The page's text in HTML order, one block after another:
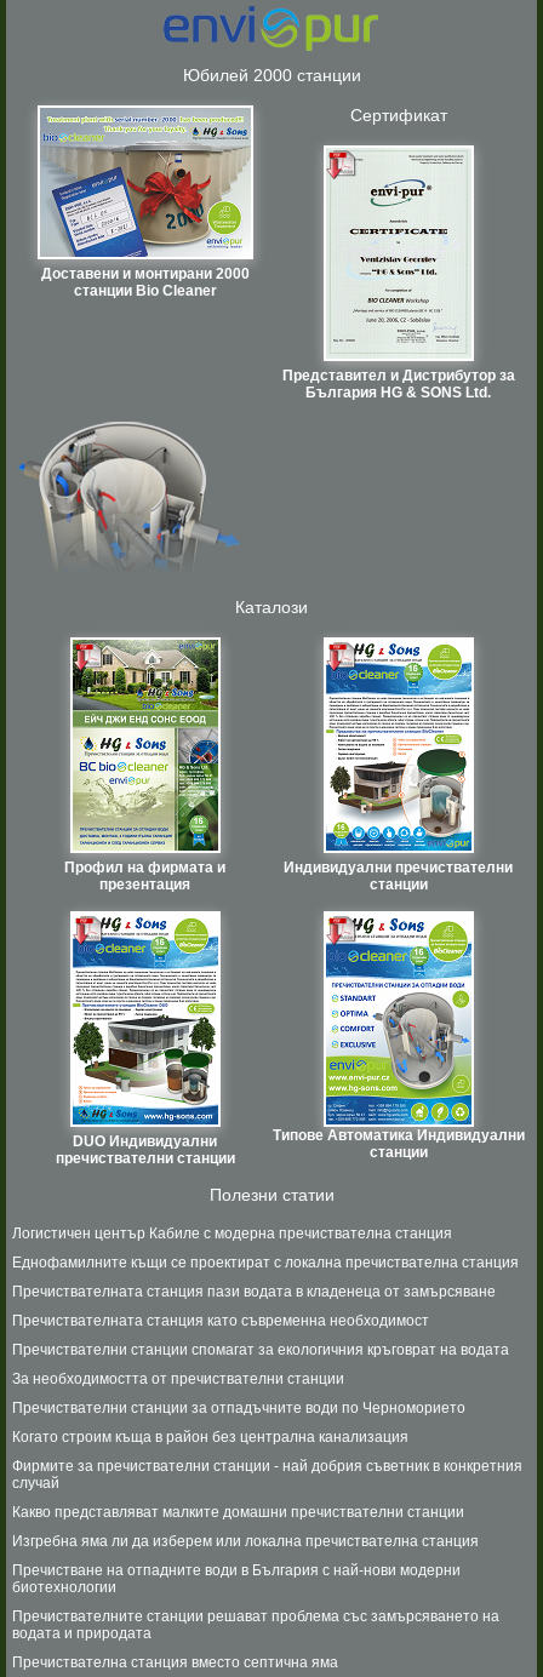
Юбилей 2000 станции
Доставени и монтирани 2000
станции Bio Cleaner
Сертификат
Представител и Дистрибутор за
България HG & SONS Ltd.
Каталози
Профил на фирмата и
презентация
Индивидуални пречиствателни
станции
DUO Индивидуални
пречиствателни станции
Типове Автоматика Индивидуални
станции
Полезни статии
Логистичен център Кабиле с модерна пречиствателна станция
Еднофамилните къщи се проектират с локална пречиствателна станция
Пречиствателната станция пази водата в кладенеца от замърсяване
Пречиствателната станция като съвременна необходимост
Пречиствателни станции спомагат за екологичния кръговрат на водата
За необходимостта от пречиствателни станции
Пречиствателни станции за отпадъчните води по Черноморието
Когато строим къща в район без централна канализация
Фирмите за пречиствателни станции - най добрия съветник в конкретния
случай
Какво представляват малките домашни пречиствателни станции
Изгребна яма ли да изберем или локална пречиствателна станция
Пречистване на отпадните води в България с най-нови модерни
биотехнологии
Пречиствателните станции решават проблема със замърсяването на
водата и природата
Пречиствателна станция вместо септична яма